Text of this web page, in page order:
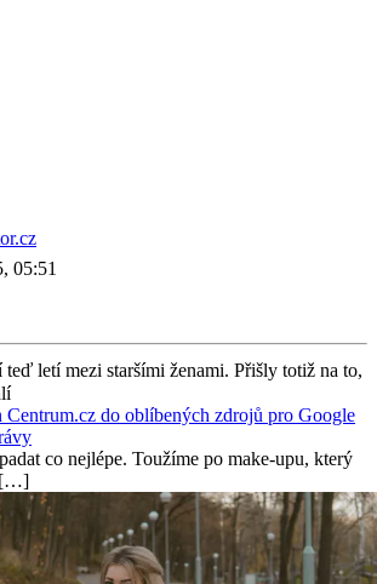
05:51
teď letí mezi staršími ženami. Přišly totiž na to,
Centrum.cz do oblíbených zdrojů pro Google
co nejlépe. Toužíme po make-upu, který
[…]